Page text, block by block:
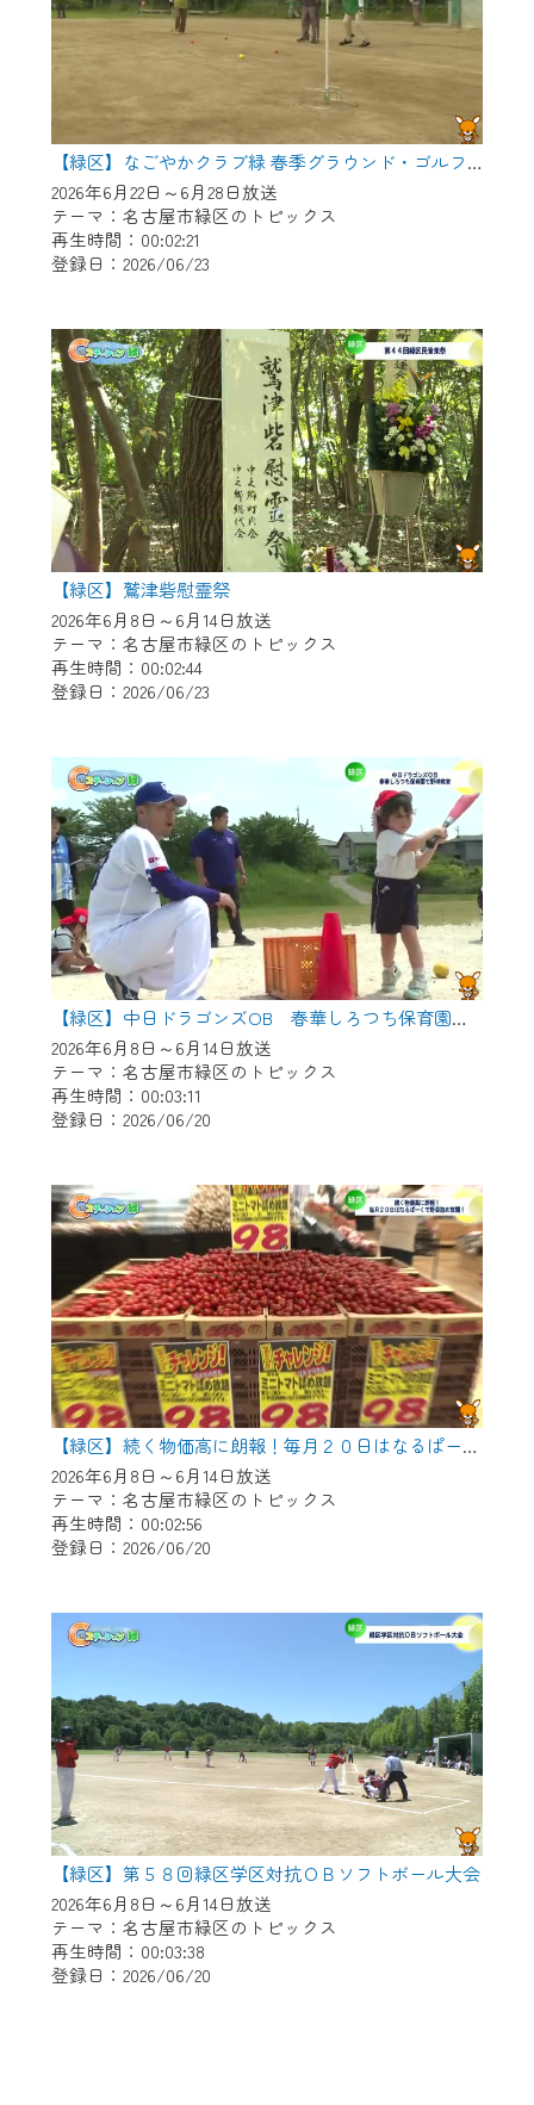
【緑区】なごやかクラブ緑 春季グラウンド・ゴルフ大会
2026年6月22日～6月28日放送
テーマ：名古屋市緑区のトピックス
再生時間：00:02:21
登録日：2026/06/23
【緑区】鷲津砦慰霊祭
2026年6月8日～6月14日放送
テーマ：名古屋市緑区のトピックス
再生時間：00:02:44
登録日：2026/06/23
【緑区】中日ドラゴンズOB 春華しろつち保育園で野球教室
2026年6月8日～6月14日放送
テーマ：名古屋市緑区のトピックス
再生時間：00:03:11
登録日：2026/06/20
【緑区】続く物価高に朗報！毎月２０日はなるぱーくで野菜つめ放題！
2026年6月8日～6月14日放送
テーマ：名古屋市緑区のトピックス
再生時間：00:02:56
登録日：2026/06/20
【緑区】第５８回緑区学区対抗ＯＢソフトボール大会
2026年6月8日～6月14日放送
テーマ：名古屋市緑区のトピックス
再生時間：00:03:38
登録日：2026/06/20